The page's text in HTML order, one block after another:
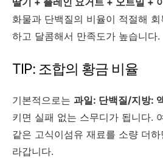
화물과 단백질의 비율이 적절해
하고 달콤해서 만족도가 높습니다.
TIP: 조합의 황금 비율
기본적으로는 과일: 단백질/지방:
키면 실패 없는 스무디가 됩니다.
같은 고식이섬유 재료를 소량 더
라갑니다.